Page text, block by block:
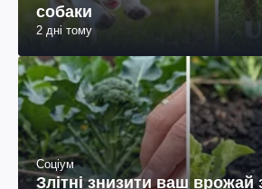
собаки
2 дні тому
Соціум
Злітні знизити ваш врожай